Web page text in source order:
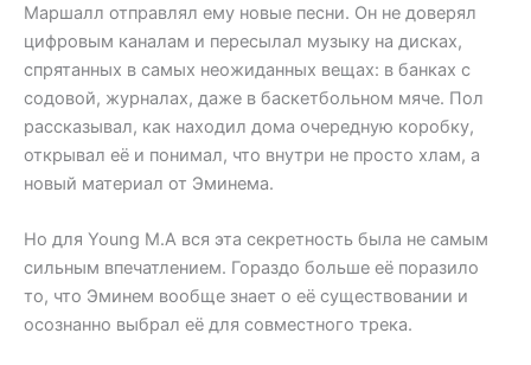
Маршалл отправлял ему новые песни. Он не доверял
цифровым каналам и пересылал музыку на дисках,
спрятанных в самых неожиданных вещах: в банках с
содовой, журналах, даже в баскетбольном мяче. Пол
рассказывал, как находил дома очередную коробку,
открывал её и понимал, что внутри не просто хлам, а
новый материал от Эминема.
Но для Young M.A вся эта секретность была не самым
сильным впечатлением. Гораздо больше её поразило
то, что Эминем вообще знает о её существовании и
осознанно выбрал её для совместного трека.